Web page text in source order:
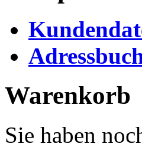
Warenkorb
Sie haben